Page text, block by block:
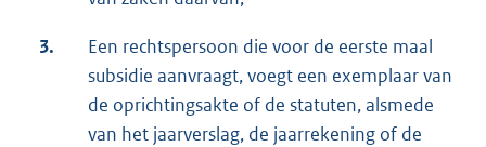
3.
Een rechtspersoon die voor de eerste maal
subsidie aanvraagt, voegt een exemplaar van
de oprichtingsakte of de statuten, alsmede
van het jaarverslag, de jaarrekening of de